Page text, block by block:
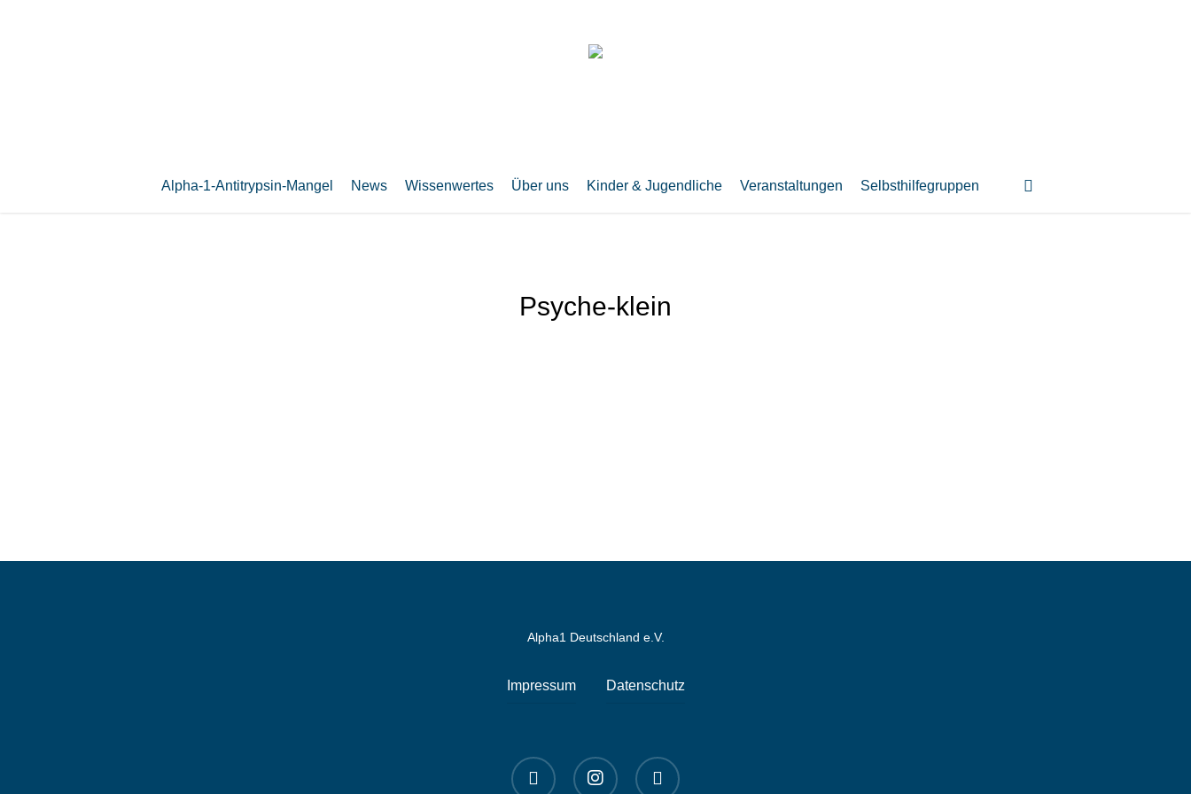
Alpha-1-Antitrypsin-Mangel News Wissenwertes Über uns Kinder & Jugendliche Veranstaltungen Selbsthilfegruppen
Psyche-klein
Alpha1 Deutschland e.V.
Impressum Datenschutz
linkedin instagram spotify